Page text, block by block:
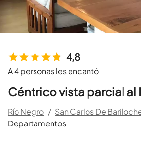
4,8
A 4 personas les encantó
Céntrico vista parcial al
Río Negro / San Carlos De
Departamentos